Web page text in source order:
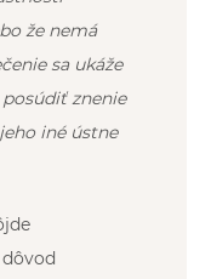
že nemá
sa ukáže
znenie
iné ústne